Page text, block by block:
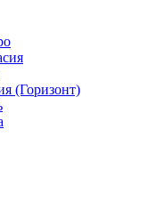
(Горизонт)